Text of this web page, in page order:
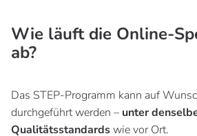
Wie läuft die Online-
ab?
Das STEP-Programm kann auf
durchgeführt werden – unter
Qualitätsstandardswie vor Ort.